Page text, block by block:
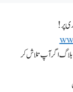
پر!
بلاگ اگر آپ تلاش کر